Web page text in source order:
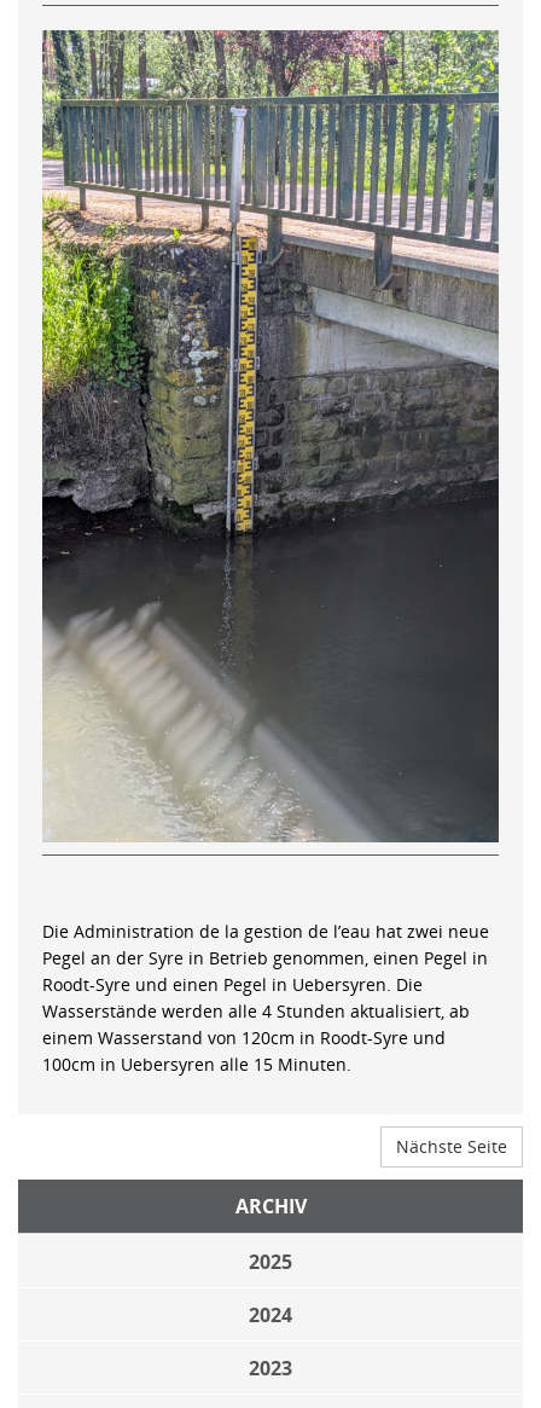
Die Administration de la gestion de l’eau hat zwei neue
Pegel an der Syre in Betrieb genommen, einen Pegel in
Roodt-Syre und einen Pegel in Uebersyren. Die
Wasserstände werden alle 4 Stunden aktualisiert, ab
einem Wasserstand von 120cm in Roodt-Syre und
100cm in Uebersyren alle 15 Minuten.
Nächste Seite
ARCHIV
2025
2024
2023